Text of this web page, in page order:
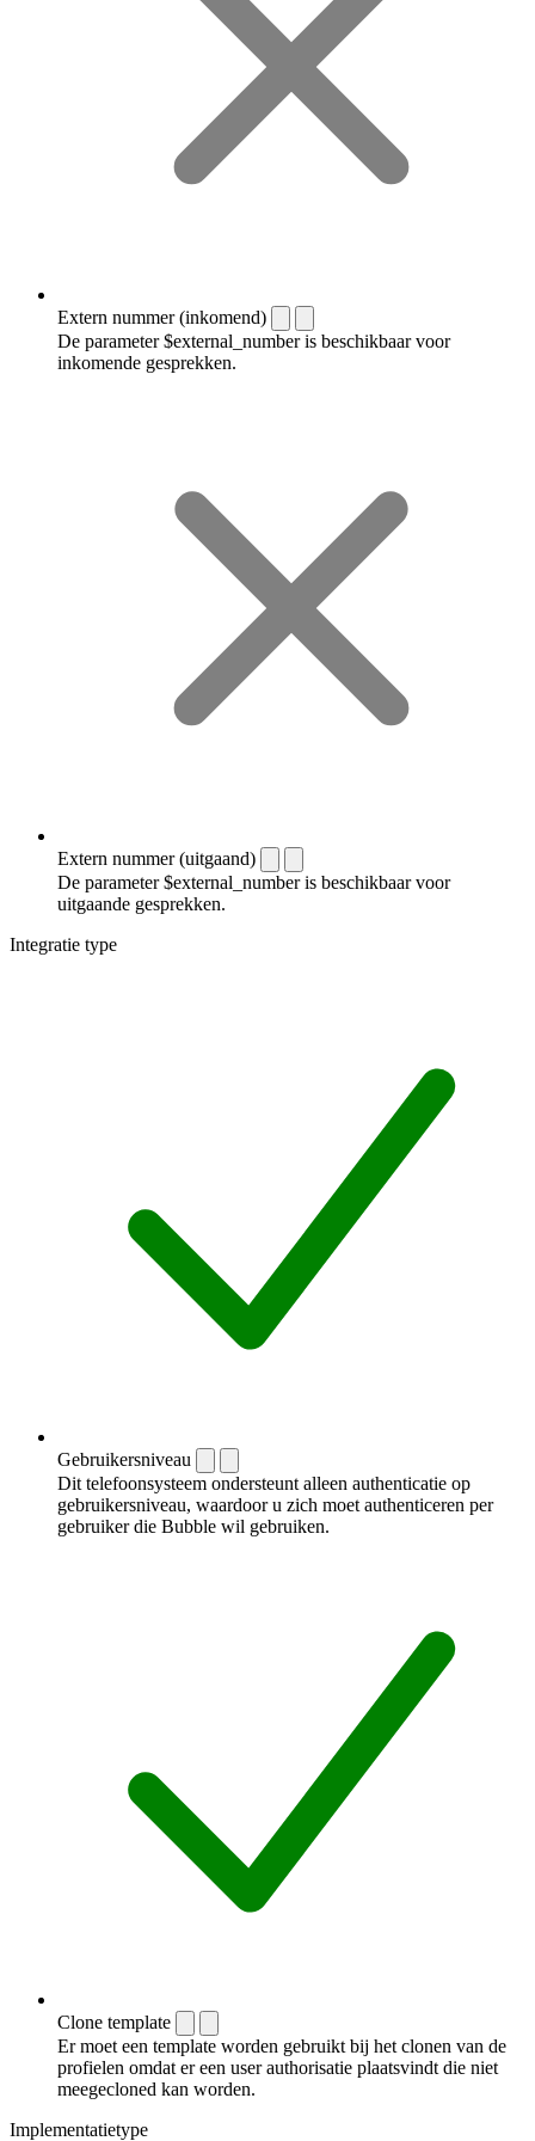
Extern nummer (inkomend)
De parameter $external_number is beschikbaar voor
inkomende gesprekken.
Extern nummer (uitgaand)
De parameter $external_number is beschikbaar voor
uitgaande gesprekken.
Integratie type
Gebruikersniveau
Dit telefoonsysteem ondersteunt alleen authenticatie op
gebruikersniveau, waardoor u zich moet authenticeren per
gebruiker die Bubble wil gebruiken.
Clone template
Er moet een template worden gebruikt bij het clonen van de
profielen omdat er een user authorisatie plaatsvindt die niet
meegecloned kan worden.
Implementatietype